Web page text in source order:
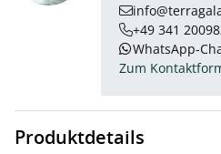
+49 341
WhatsApp-
Zum
Produktdetails